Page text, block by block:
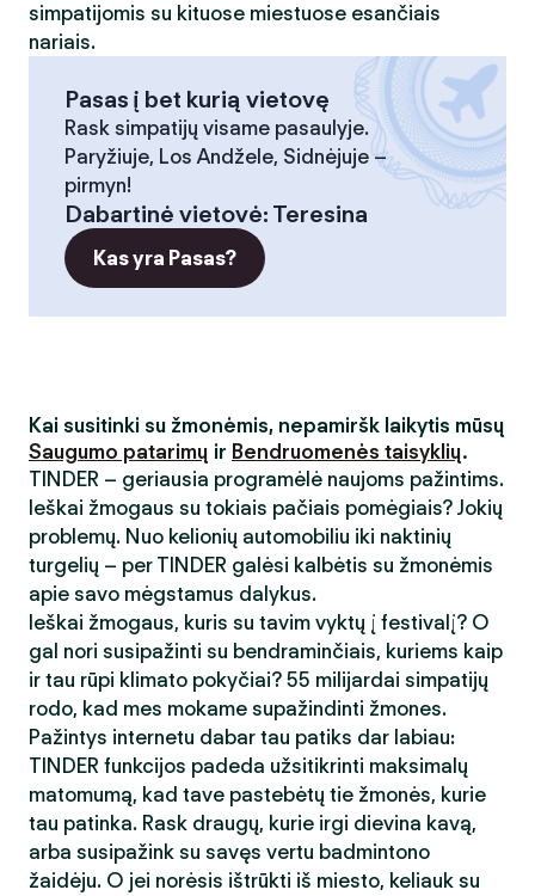
simpatijomis su kituose miestuose esančiais
nariais.
Pasas į bet kurią vietovę
Rask simpatijų visame pasaulyje.
Paryžiuje, Los Andžele, Sidnėjuje –
pirmyn!
Dabartinė vietovė: Teresina
Kas yra Pasas?
Kai susitinki su žmonėmis, nepamiršk laikytis mūsų
Saugumo patarimų ir Bendruomenės taisyklių.
TINDER – geriausia programėlė naujoms pažintims.
Ieškai žmogaus su tokiais pačiais pomėgiais? Jokių
problemų. Nuo kelionių automobiliu iki naktinių
turgelių – per TINDER galėsi kalbėtis su žmonėmis
apie savo mėgstamus dalykus.
Ieškai žmogaus, kuris su tavim vyktų į festivalį? O
gal nori susipažinti su bendraminčiais, kuriems kaip
ir tau rūpi klimato pokyčiai? 55 milijardai simpatijų
rodo, kad mes mokame supažindinti žmones.
Pažintys internetu dabar tau patiks dar labiau:
TINDER funkcijos padeda užsitikrinti maksimalų
matomumą, kad tave pastebėtų tie žmonės, kurie
tau patinka. Rask draugų, kurie irgi dievina kavą,
arba susipažink su savęs vertu badmintono
žaidėju. O jei norėsis ištrūkti iš miesto, keliauk su